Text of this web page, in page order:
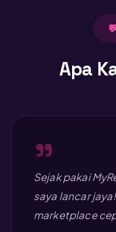
Apa
"
Sejak pakai
saya lancar
marketplace